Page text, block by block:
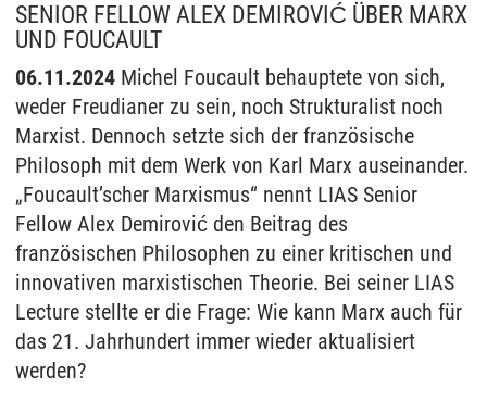
SENIOR FELLOW ALEX DEMIROVIĆ ÜBER MARX
UND FOUCAULT
06.11.2024 Michel Foucault behauptete von sich,
weder Freudianer zu sein, noch Strukturalist noch
Marxist. Dennoch setzte sich der französische
Philosoph mit dem Werk von Karl Marx auseinander.
„Foucault’scher Marxismus“ nennt LIAS Senior
Fellow Alex Demirović den Beitrag des
französischen Philosophen zu einer kritischen und
innovativen marxistischen Theorie. Bei seiner LIAS
Lecture stellte er die Frage: Wie kann Marx auch für
das 21. Jahrhundert immer wieder aktualisiert
werden?